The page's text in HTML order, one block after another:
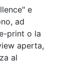
e
ad
print o la
aperta,
al